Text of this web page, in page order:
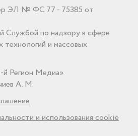
ЭЛ № ФС 77 - 75385 от
Службой по надзору в сфере
технологий и массовых
Регион Медиа»
А. М.
и использования cookie